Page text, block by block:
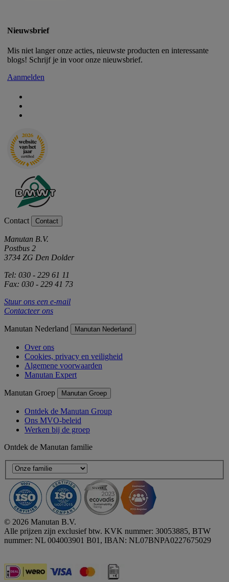
Nieuwsbrief
Mis niet langer onze acties, nieuwste producten en interessante
blogs! Schrijf je in voor onze nieuwsbrief.
Aanmelden
Contact Contact
Manutan B.V.
Postbus 2
3734 ZG Den Dolder
Tel: 030 - 229 61 11
Fax: 030 - 229 41 73
Stuur ons een e-mail
Contacteer ons
Manutan Nederland Manutan Nederland
Over ons
Cookies, privacy en veiligheid
Algemene voorwaarden
Manutan Expert
Manutan Groep Manutan Groep
Ontdek de Manutan Group
Ons MVO-beleid
Werken bij de groep
Ontdek de Manutan familie
© 2026 Manutan B.V.
Alle prijzen zijn exclusief btw. KVK nummer: 30053885, BTW
nummer: NL 004003901 B01, IBAN: NL07BNPA0227675029